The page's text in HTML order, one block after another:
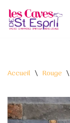
Aller
Accueil \ Rouge \